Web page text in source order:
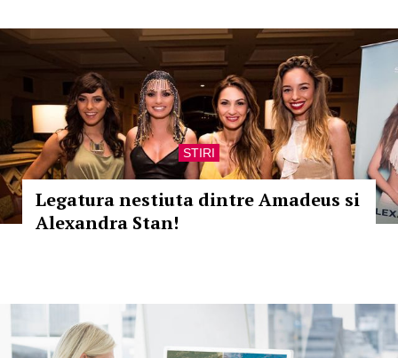
STIRI
Legatura nestiuta dintre Amadeus si
Alexandra Stan!